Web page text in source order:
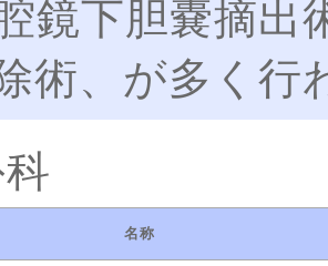
鏡下胆嚢摘出
術、が多く行
名称